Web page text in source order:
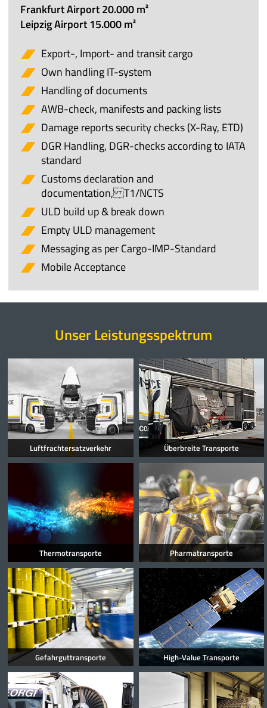
Frankfurt Airport20.000 m²
Leipzig Airport 15.000 m²
Export-, Import- and transit cargo
Own handling IT-system
Handling of documents
AWB-check, manifests and packing lists
Damage reports security checks (X-Ray, ETD)
DGR Handling, DGR-checks according to IATA
standard
Customs declaration and
documentation, T1/NCTS
ULD build up & break down
Empty ULD management
Messaging as per Cargo-IMP-Standard
Mobile Acceptance
Unser Leistungsspektrum
Luftfrachtersatzverkehr Überbreite Transporte
Thermotransporte Pharmatransporte
Gefahrguttransporte High-Value Transporte